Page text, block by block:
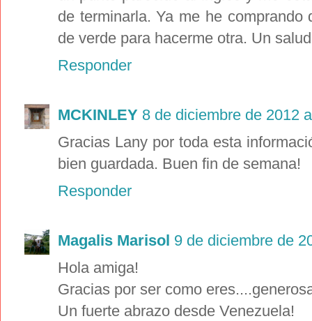
de terminarla. Ya me he
de verde para hacerme otra. Un
Responder
MCKINLEY 8 de diciembre de 2012
Gracias Lany por toda esta
bien guardada. Buen fin de semana!
Responder
Magalis Marisol 9 de diciembre de
Hola amiga!
Gracias por ser como
Un fuerte abrazo desde Venezuela!